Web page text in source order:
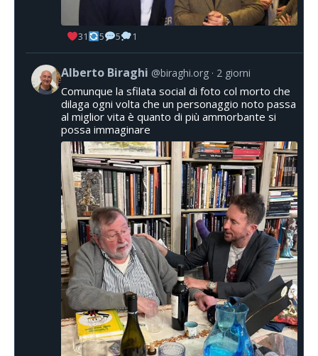
31 5 5 1
Alberto Biraghi @biraghi.org 2 giorni
Comunque la sfilata social di foto col morto che
dilaga ogni volta che un personaggio noto passa
al miglior vita è quanto di più ammorbante si
possa immaginare